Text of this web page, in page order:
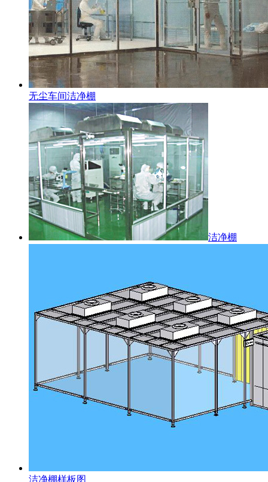
无尘车间洁净棚
洁净棚
洁净棚样板图